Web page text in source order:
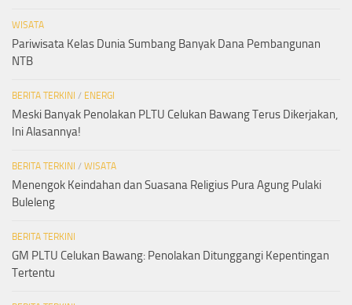
WISATA
Pariwisata Kelas Dunia Sumbang Banyak Dana Pembangunan
NTB
BERITA TERKINI / ENERGI
Meski Banyak Penolakan PLTU Celukan Bawang Terus Dikerjakan,
Ini Alasannya!
BERITA TERKINI / WISATA
Menengok Keindahan dan Suasana Religius Pura Agung Pulaki
Buleleng
BERITA TERKINI
GM PLTU Celukan Bawang: Penolakan Ditunggangi Kepentingan
Tertentu